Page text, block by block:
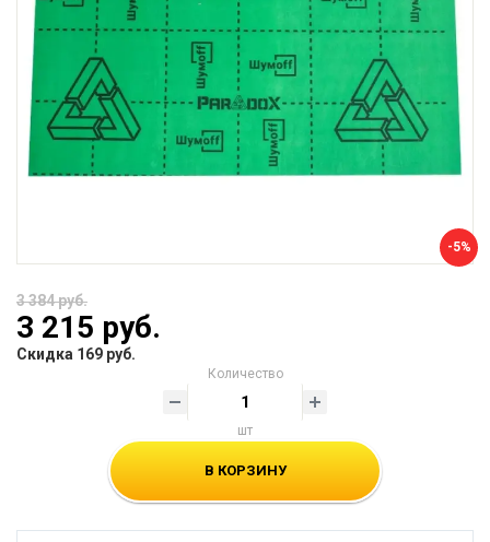
-5%
3 384 руб.
3 215 руб.
Скидка 169 руб.
Количество
шт
В КОРЗИНУ